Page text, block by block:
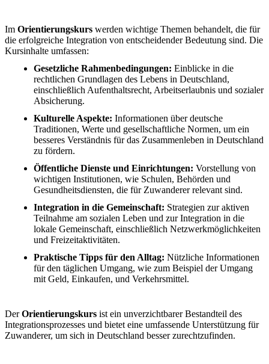
Im Orientierungskurs werden wichtige Themen behandelt, die für
die erfolgreiche Integration von entscheidender Bedeutung sind. Die
Kursinhalte umfassen:
Gesetzliche Rahmenbedingungen: Einblicke in die
rechtlichen Grundlagen des Lebens in Deutschland,
einschließlich Aufenthaltsrecht, Arbeitserlaubnis und sozialer
Absicherung.
Kulturelle Aspekte: Informationen über deutsche
Traditionen, Werte und gesellschaftliche Normen, um ein
besseres Verständnis für das Zusammenleben in Deutschland
zu fördern.
Öffentliche Dienste und Einrichtungen: Vorstellung von
wichtigen Institutionen, wie Schulen, Behörden und
Gesundheitsdiensten, die für Zuwanderer relevant sind.
Integration in die Gemeinschaft: Strategien zur aktiven
Teilnahme am sozialen Leben und zur Integration in die
lokale Gemeinschaft, einschließlich Netzwerkmöglichkeiten
und Freizeitaktivitäten.
Praktische Tipps für den Alltag: Nützliche Informationen
für den täglichen Umgang, wie zum Beispiel der Umgang
mit Geld, Einkaufen, und Verkehrsmittel.
DerOrientierungskurs ist ein unverzichtbarer Bestandteil des
Integrationsprozesses und bietet eine umfassende Unterstützung für
Zuwanderer, um sich in Deutschland besser zurechtzufinden.